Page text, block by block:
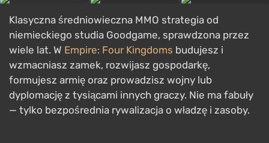
Klasyczna średniowieczna MMO strategia od
niemieckiego studia Goodgame, sprawdzona przez
wiele lat. W Empire: Four Kingdoms budujesz i
wzmacniasz zamek, rozwijasz gospodarkę,
formujesz armię oraz prowadzisz wojny lub
dyplomację z tysiącami innych graczy. Nie ma fabuły
— tylko bezpośrednia rywalizacja o władzę i zasoby.